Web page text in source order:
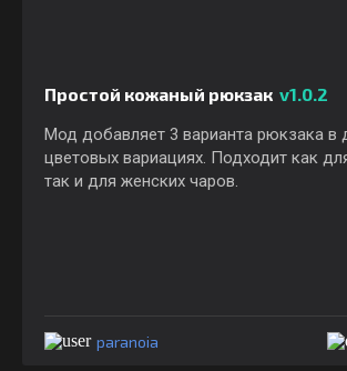
Простой кожаный рюкзак v1.0.2
Мод добавляет 3 варианта рюкзака в
цветовых вариациях. Подходит как
так и для женских чаров.
paranoia